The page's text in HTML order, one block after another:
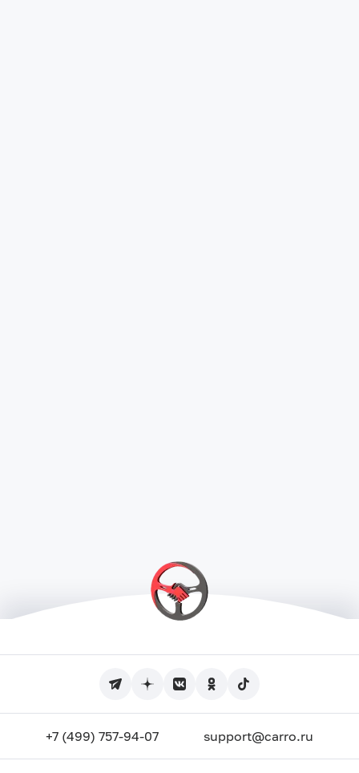
+7 (499) 757-94-07 support@carro.ru